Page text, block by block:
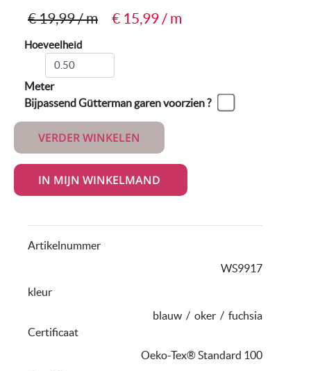
€ 19,99 / m € 15,99 / m
Hoeveelheid
Meter
Bijpassend Gütterman garen voorzien ?
VERDER WINKELEN
Artikelnummer
WS9917
kleur
blauw / oker / fuchsia
Certificaat
Oeko-Tex® Standard 100